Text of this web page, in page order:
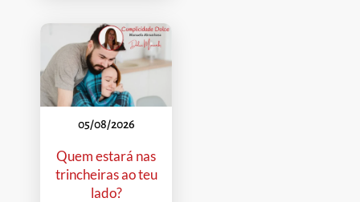
05/08/2026
Quem estará nas
trincheiras ao teu
lado?